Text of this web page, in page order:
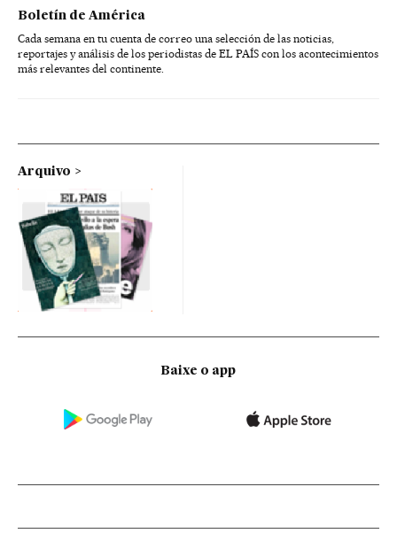
Boletín de América
Cada semana en tu cuenta de correo una selección de las noticias,
reportajes y análisis de los periodistas de EL PAÍS con los acontecimientos
más relevantes del continente.
Arquivo
Baixe o app